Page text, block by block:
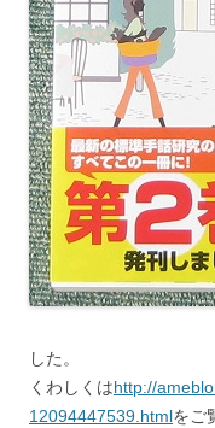
した。
くわしくはhttp://
12094447539.htmlをご